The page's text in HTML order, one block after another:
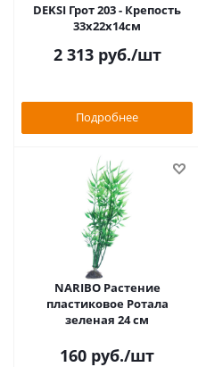
DEKSI Грот 203 - Крепость
33х22х14см
2 313руб./шт
Подробнее
NARIBO Растение
пластиковое Ротала
зеленая 24 см
160 руб./шт